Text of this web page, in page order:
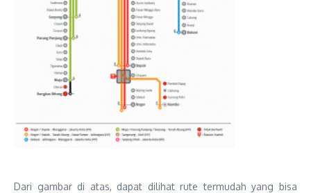
Dari gambar di atas, dapat dilihat rute termudah yang bisa